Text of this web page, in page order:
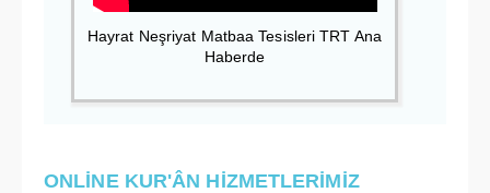
Hayrat Neşriyat Matbaa Tesisleri TRT Ana
Haberde
ONLİNE KUR'ÂN HİZMETLERİMİZ